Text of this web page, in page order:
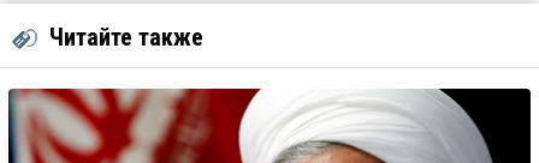
Читайте также